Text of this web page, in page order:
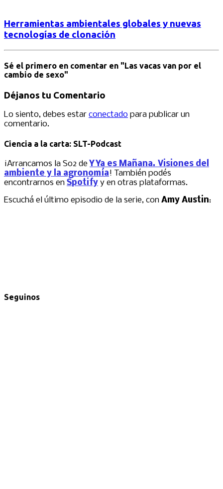
Herramientas ambientales globales y nuevas
tecnologías de clonación
Sé el primero en comentar en "Las vacas van por el
cambio de sexo"
Déjanos tu Comentario
Lo siento, debes estar conectado para publicar un
comentario.
Ciencia a la carta: SLT-Podcast
¡Arrancamos la S02 deY Ya es Mañana. Visiones del
ambiente y la agronomía! También podés
encontrarnos en Spotify y en otras plataformas.
Escuchá el último episodio de la serie, con Amy Austin:
Seguinos